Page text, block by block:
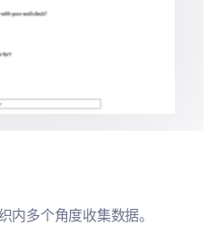
内多个角度收集数据。